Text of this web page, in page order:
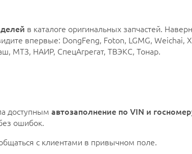
в каталоге оригинальных запчастей.
впервые: DongFeng, Foton, LGMG, Weichai,
МТЗ, НАИР, СпецАгрегат, ТВЭКС, Тонар.
доступным автозаполнение по VIN и
ошибок.
с клиентами в привычном поле.